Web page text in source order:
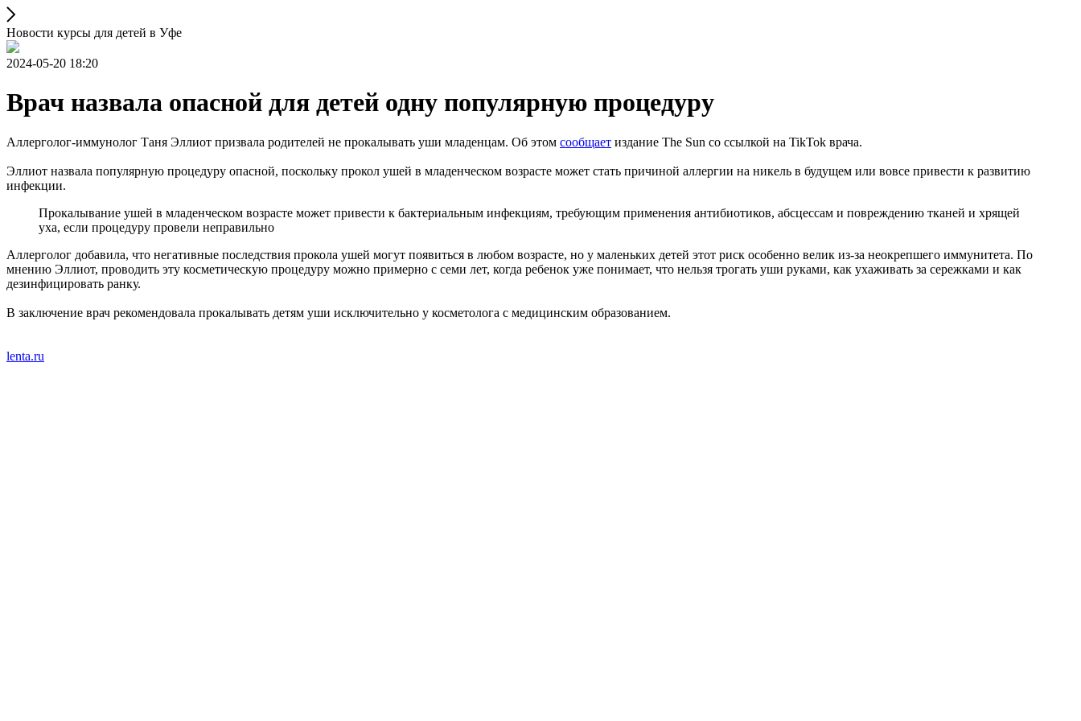
Новости курсы для детей в Уфе
2024-05-20 18:20
Врач назвала опасной для детей одну популярную процедуру
Аллерголог-иммунолог Таня Эллиот призвала родителей не прокалывать уши младенцам. Об этом сообщает издание The Sun со ссылкой на TikTok врача.
Эллиот назвала популярную процедуру опасной, поскольку прокол ушей в младенческом возрасте может стать причиной аллергии на никель в будущем или вовсе привести к развитию
инфекции.
Прокалывание ушей в младенческом возрасте может привести к бактериальным инфекциям, требующим применения антибиотиков, абсцессам и повреждению тканей и хрящей
уха, если процедуру провели неправильно
Аллерголог добавила, что негативные последствия прокола ушей могут появиться в любом возрасте, но у маленьких детей этот риск особенно велик из-за неокрепшего иммунитета. По
мнению Эллиот, проводить эту косметическую процедуру можно примерно с семи лет, когда ребенок уже понимает, что нельзя трогать уши руками, как ухаживать за сережками и как
дезинфицировать ранку.
В заключение врач рекомендовала прокалывать детям уши исключительно у косметолога с медицинским образованием.
lenta.ru